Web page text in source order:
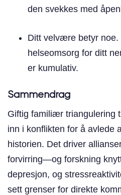
den svekkes med
Ditt velvære betyr noe.
helseomsorg for ditt
er kumulativ.
Sammendrag
Giftig familiær triangulering
inn i konflikten for å avlede
historien. Det driver
forvirring—og forskning
depresjon, og
sett grenser for direkte